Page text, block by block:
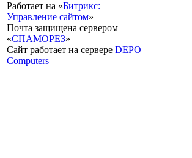
Работает на «Битрикс:
Управление сайтом»
Почта защищена сервером
«СПАМОРЕЗ»
Сайт работает на сервере DEPO
Computers